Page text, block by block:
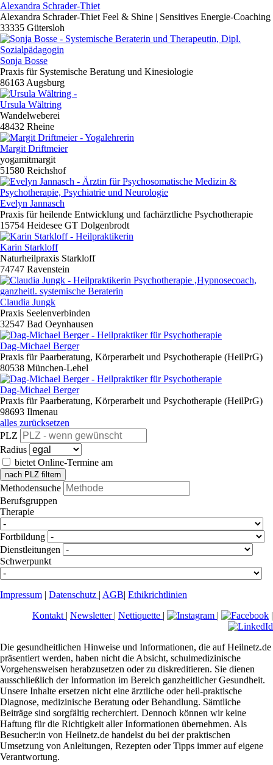
Alexandra Schrader-Thiet
Alexandra Schrader-Thiet Feel & Shine | Sensitives Energie-Coaching
33335 Gütersloh
Sonja Bosse
Praxis für Systemische Beratung und Kinesiologie
86163 Augsburg
Ursula Wältring
Wandelweberei
48432 Rheine
Margit Driftmeier
yogamitmargit
51580 Reichshof
Evelyn Jannasch
Praxis für heilende Entwicklung und fachärztliche Psychotherapie
15754 Heidesee GT Dolgenbrodt
Karin Starkloff
Naturheilpraxis Starkloff
74747 Ravenstein
Claudia Jungk
Praxis Seelenverbinden
32547 Bad Oeynhausen
Dag-Michael Berger
Praxis für Paarberatung, Körperarbeit und Psychotherapie (HeilPrG)
80538 München-Lehel
Dag-Michael Berger
Praxis für Paarberatung, Körperarbeit und Psychotherapie (HeilPrG)
98693 Ilmenau
alles zurücksetzen
PLZ
Radius
bietet Online-Termine am
nach PLZ filtern
Methodensuche
Berufsgruppen
Therapie
Fortbildung
Dienstleitungen
Schwerpunkt
Impressum | Datenschutz | AGB| Ethikrichtlinien
Kontakt | Newsletter | Nettiquette | | |
Die gesundheitlichen Hinweise und Informationen, die auf Heilnetz.de
präsentiert werden, haben nicht die Absicht, schulmedizinische
Vorgehensweisen herabzusetzen oder zu diskreditieren. Sie dienen
ausschließlich der Information im Bereich ganzheitlicher Gesundheit.
Unsere Inhalte ersetzen nicht eine ärztliche oder heil-praktische
Diagnose, medizinische Beratung oder Behandlung. Sämtliche
Beiträge sind sorgfältig recherchiert. Dennoch können wir keine
Haftung für die Richtigkeit aller Informationen übernehmen. Als
Besucher:in von Heilnetz.de handelst du bei der praktischen
Umsetzung von Anleitungen, Rezepten oder Tipps immer auf eigene
Verantwortung.